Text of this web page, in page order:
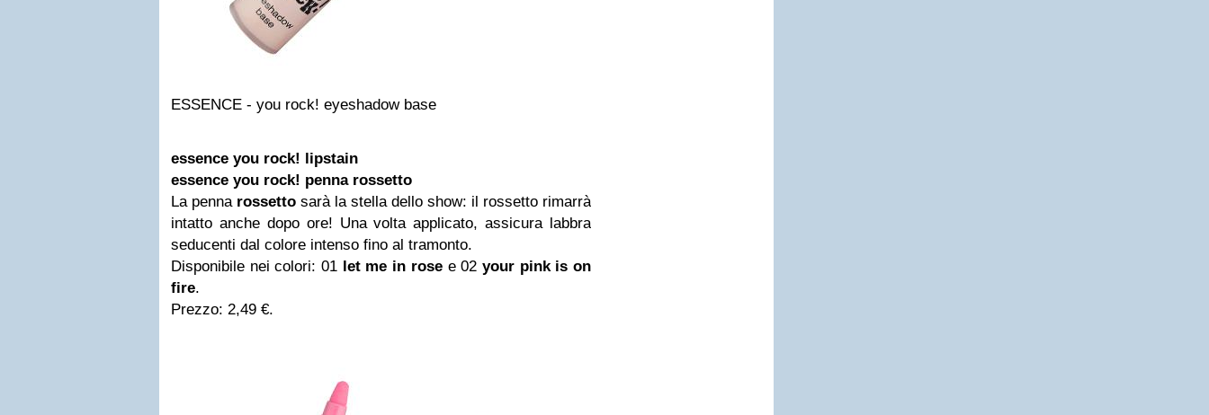
ESSENCE - you rock! eyeshadow base
essence you rock! lipstain
essence you rock! penna rossetto
La penna rossetto sarà la stella dello show: il rossetto rimarrà
intatto anche dopo ore! Una volta applicato, assicura labbra
seducenti dal colore intenso fino al tramonto.
Disponibile nei colori: 01 let me in rose e 02 your pinkis on
fire.
Prezzo: 2,49 €.